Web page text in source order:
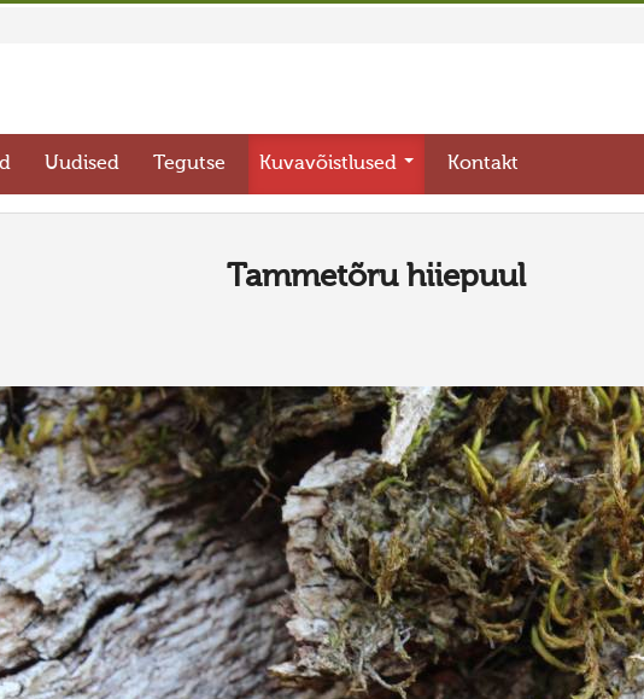
Uudised Tegutse Kuvavõistlused Kontakt
Tammetõru hiiepuul